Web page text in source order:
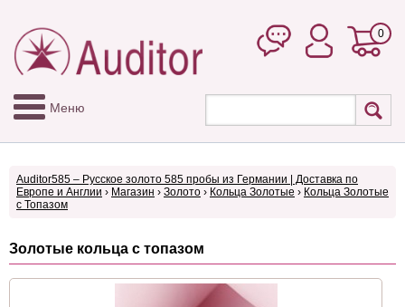
0
Меню
Auditor585 – Русское золото 585 пробы из Германии | Доставка по
Европе и Англии › Магазин › Золото › Кольца Золотые › Кольца Золотые
с Топазом
Золотые кольца с топазом